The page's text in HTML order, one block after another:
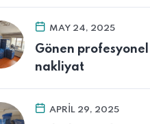
MAY 24, 2025
Gönen profesyonel
nakliyat
APRIL 29, 2025